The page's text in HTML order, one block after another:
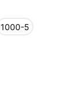
1000-5